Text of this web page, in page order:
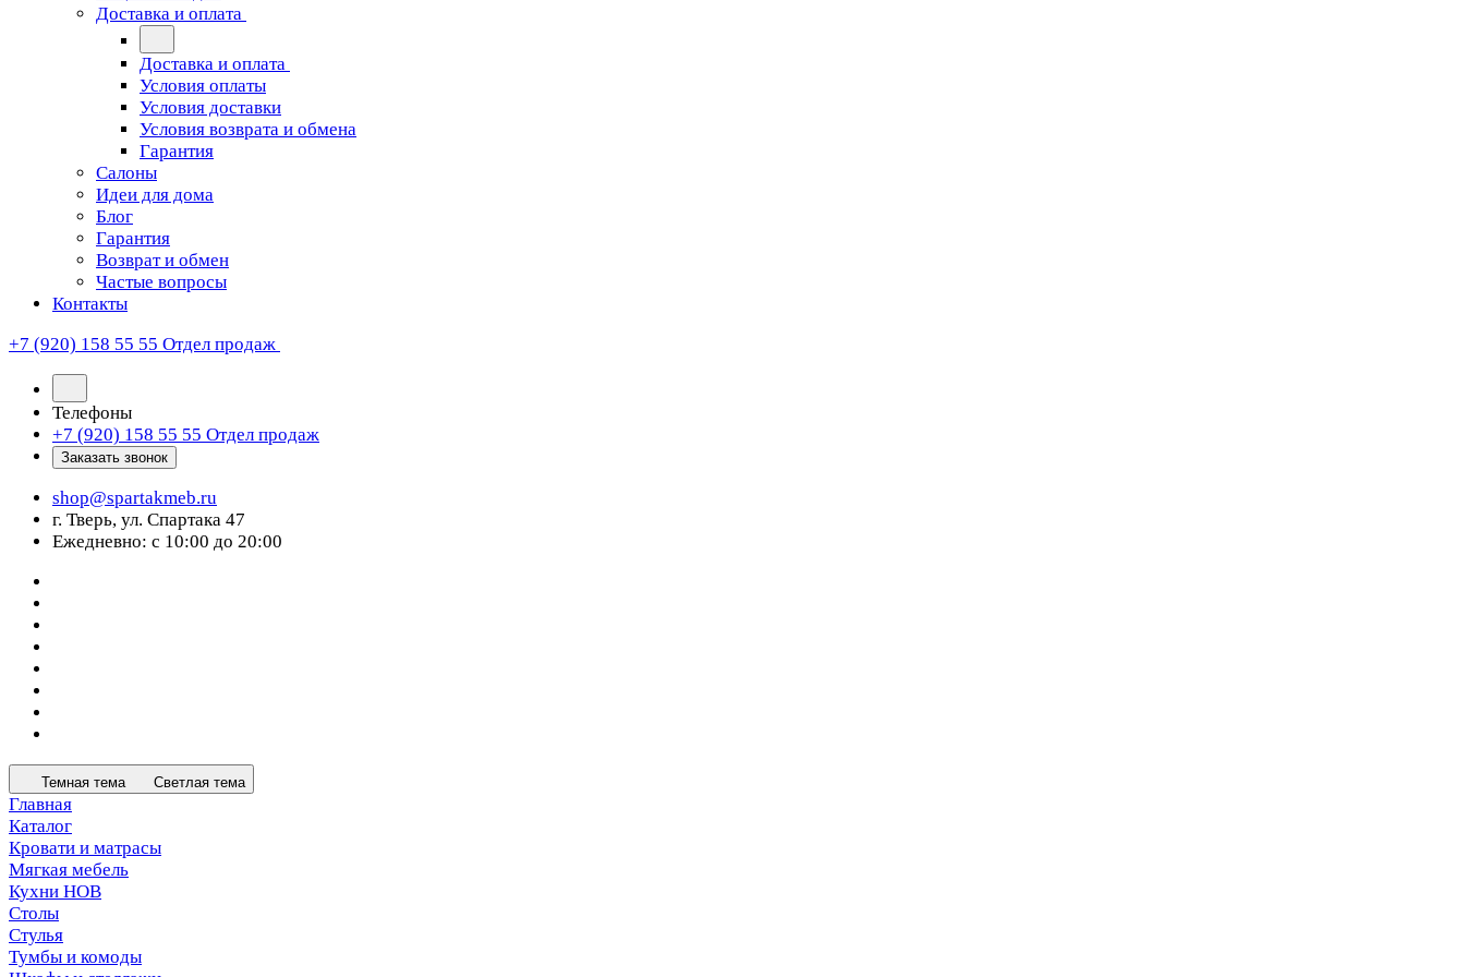
Доставка и оплата
Доставка и оплата
Условия оплаты
Условия доставки
Условия возврата и обмена
Гарантия
Салоны
Идеи для дома
Блог
Гарантия
Возврат и обмен
Частые вопросы
Контакты
+7 (920) 158 55 55 Отдел продаж
Телефоны
+7 (920) 158 55 55 Отдел продаж
Заказать звонок
shop@spartakmeb.ru
г. Тверь, ул. Спартака 47
Ежедневно: с 10:00 до 20:00
Темная тема Светлая тема
Главная
Каталог
Кровати и матрасы
Мягкая мебель
Кухни НОВ
Столы
Стулья
Тумбы и комоды